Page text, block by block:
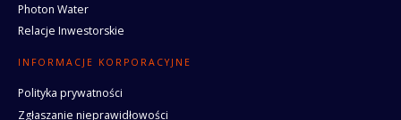
Photon Water
Relacje Inwestorskie
INFORMACJE KORPORACYJNE
Polityka prywatności
Zgłaszanie nieprawidłowości